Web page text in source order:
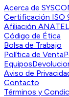
Acerca de
Certificación ISO
Afiliación ANATEL
Código de Ética
Bolsa de Trabajo
Política de Venta
Equipos
Aviso de
Contacto
Términos y